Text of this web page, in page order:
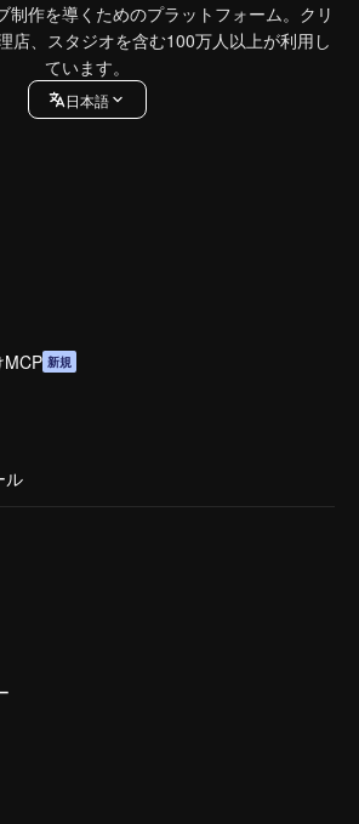
制作を導くためのプラットフォーム。クリ
店、スタジオを含む100万人以上が利用し
ています。
日本語
新規
ル